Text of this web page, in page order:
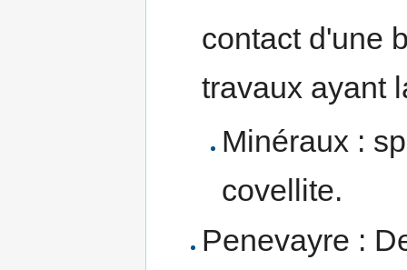
contact d'une
travaux ayant
Minéraux :
covellite.
Penevayre :